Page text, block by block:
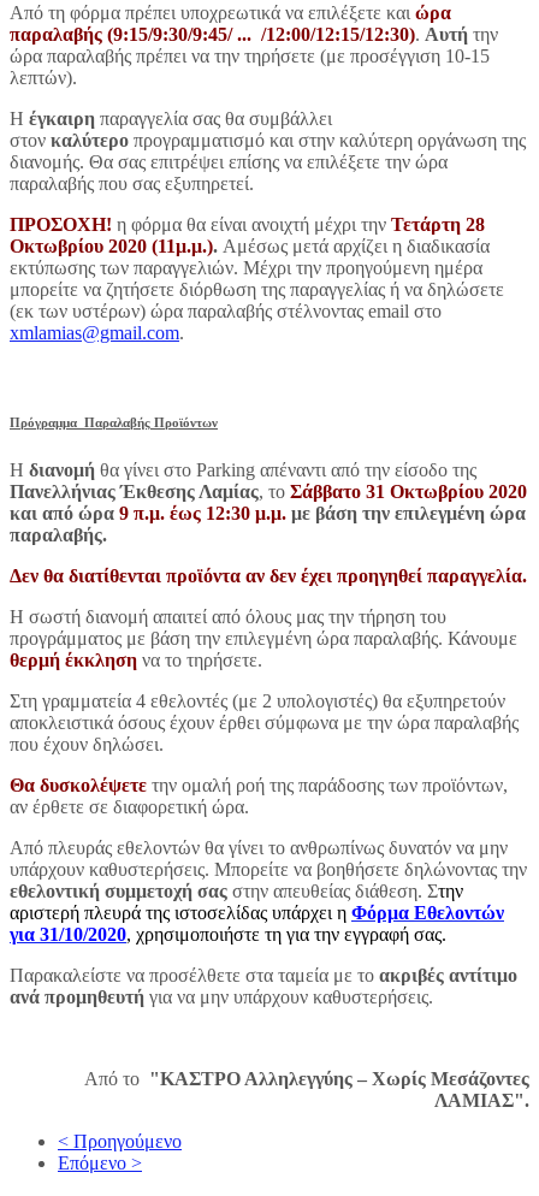
Από τη φόρμα πρέπει υποχρεωτικά να επιλέξετε και ώρα
παραλαβής (9:15/9:30/9:45/ ... /12:00/12:15/12:30). Αυτή την
ώρα παραλαβής πρέπει να την τηρήσετε (με προσέγγιση 10-15
λεπτών).
Η έγκαιρη παραγγελία σας θα συμβάλλει
στον καλύτερο προγραμματισμό και στην καλύτερη οργάνωση της
διανομής. Θα σας επιτρέψει επίσης να επιλέξετε την ώρα
παραλαβής που σας εξυπηρετεί.
ΠΡΟΣΟΧΗ! η φόρμα θα είναι ανοιχτή μέχρι την Τετάρτη 28
Οκτωβρίου 2020 (11μ.μ.). Αμέσως μετά αρχίζει η διαδικασία
εκτύπωσης των παραγγελιών. Μέχρι την προηγούμενη ημέρα
μπορείτε να ζητήσετε διόρθωση της παραγγελίας ή να δηλώσετε
(εκ των υστέρων) ώρα παραλαβής στέλνοντας email στο
xmlamias@gmail.com.
Πρόγραμμα Παραλαβής Προϊόντων
Η διανομή θα γίνει στο Parking απέναντι από την είσοδο της
Πανελλήνιας Έκθεσης Λαμίας, το Σάββατο 31 Οκτωβρίου 2020
και από ώρα 9 π.μ. έως 12:30 μ.μ. με βάση την επιλεγμένη ώρα
παραλαβής.
Δεν θα διατίθενται προϊόντα αν δεν έχει προηγηθεί παραγγελία.
Η σωστή διανομή απαιτεί από όλους μας την τήρηση του
προγράμματος με βάση την επιλεγμένη ώρα παραλαβής. Κάνουμε
θερμή έκκληση να το τηρήσετε.
Στη γραμματεία 4 εθελοντές (με 2 υπολογιστές) θα εξυπηρετούν
αποκλειστικά όσους έχουν έρθει σύμφωνα με την ώρα παραλαβής
που έχουν δηλώσει.
Θα δυσκολέψετε την ομαλή ροή της παράδοσης των προϊόντων,
αν έρθετε σε διαφορετική ώρα.
Από πλευράς εθελοντών θα γίνει το ανθρωπίνως δυνατόν να μην
υπάρχουν καθυστερήσεις. Μπορείτε να βοηθήσετε δηλώνοντας την
εθελοντική συμμετοχή σας στην απευθείας διάθεση. Στην
αριστερή πλευρά της ιστοσελίδας υπάρχει η Φόρμα Εθελοντών
για 31/10/2020, χρησιμοποιήστε τη για την εγγραφή σας.
Παρακαλείστε να προσέλθετε στα ταμεία με το ακριβές αντίτιμο
ανά προμηθευτή για να μην υπάρχουν καθυστερήσεις.
Από το "ΚΑΣΤΡΟ Αλληλεγγύης – Χωρίς Μεσάζοντες
ΛΑΜΙΑΣ".
< Προηγούμενο
Επόμενο >